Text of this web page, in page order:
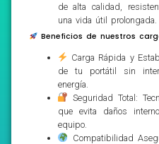
de alta calidad,
una vida útil prolongada.
Beneficios de nuestros
Carga Rápida y
de tu portátil sin
energía.
Seguridad Total:
que evita daños
equipo.
Compatibilidad